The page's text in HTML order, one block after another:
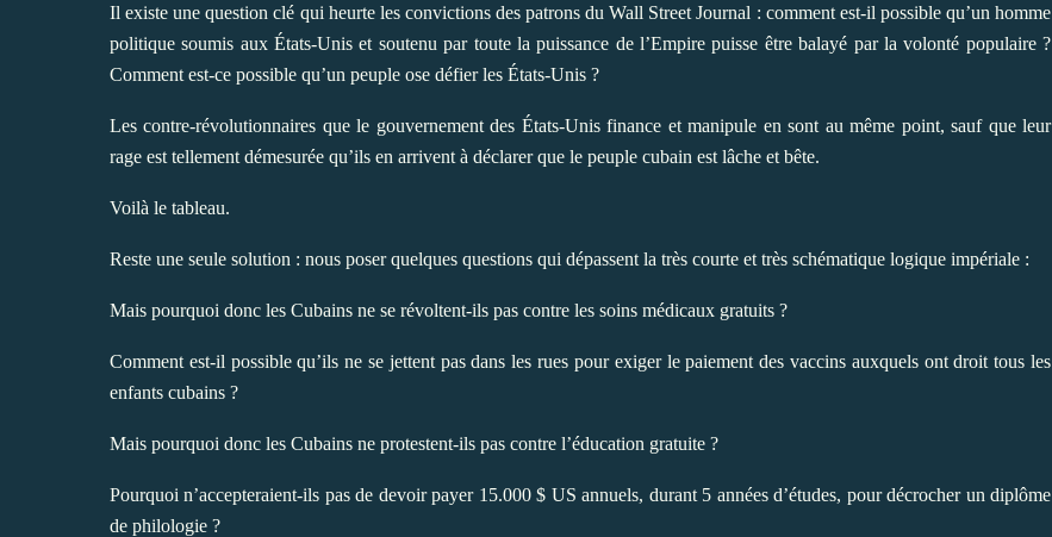
Il existe une question clé qui heurte les convictions des patrons du Wall Street Journal : comment est-il possible qu’un homme
politique soumis aux États-Unis et soutenu par toute la puissance de l’Empire puisse être balayé par la volonté populaire ?
Comment est-ce possible qu’un peuple ose défier les États-Unis ?
Les contre-révolutionnaires que le gouvernement des États-Unis finance et manipule en sont au même point, sauf que leur
rage est tellement démesurée qu’ils en arrivent à déclarer que le peuple cubain est lâche et bête.
Voilà le tableau.
Reste une seule solution : nous poser quelques questions qui dépassent la très courte et très schématique logique impériale :
Mais pourquoi donc les Cubains ne se révoltent-ils pas contre les soins médicaux gratuits ?
Comment est-il possible qu’ils ne se jettent pas dans les rues pour exiger le paiement des vaccins auxquels ont droit tous les
enfants cubains ?
Mais pourquoi donc les Cubains ne protestent-ils pas contre l’éducation gratuite ?
Pourquoi n’accepteraient-ils pas de devoir payer 15.000 $ US annuels, durant 5 années d’études, pour décrocher un diplôme
de philologie ?